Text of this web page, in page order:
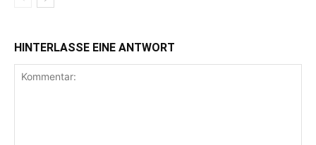
HINTERLASSE EINE ANTWORT